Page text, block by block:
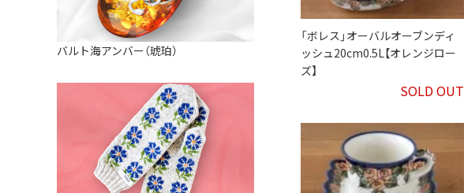
「ボレス」オーバルオーブンディ
ッシュ20cm0.5L【オレンジロー
ズ】
SOLD OUT
すべて見る
バルト海アンバー（琥珀）